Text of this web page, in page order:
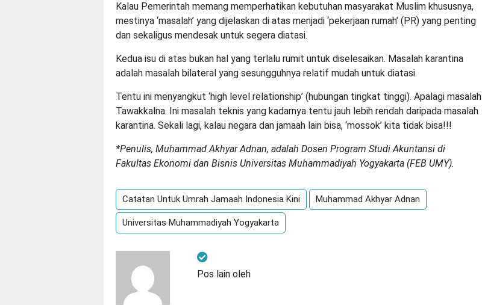
Kalau Pemerintah memang memperhatikan kebutuhan masyarakat Muslim khususnya,
mestinya ‘masalah’ yang dijelaskan di atas menjadi ‘pekerjaan rumah’ (PR) yang penting
dan sekaligus mendesak untuk segera diatasi.
Kedua isu di atas bukan hal yang terlalu rumit untuk diselesaikan. Masalah karantina
adalah masalah bilateral yang sesungguhnya relatif mudah untuk diatasi.
Tentu ini menyangkut ‘high level relationship’ (hubungan tingkat tinggi). Apalagi masalah
Tawakkalna. Ini masalah teknis yang kadarnya tentu jauh lebih rendah daripada masalah
karantina. Sekali lagi, kalau negara dan jamaah lain bisa, ‘mossok’ kita tidak bisa!!!
*Penulis, Muhammad Akhyar Adnan, adalah Dosen Program Studi Akuntansi di
Fakultas Ekonomi dan Bisnis Universitas Muhammadiyah Yogyakarta (FEB UMY).
Catatan Untuk Umrah Jamaah Indonesia Kini Muhammad Akhyar Adnan
Universitas Muhammadiyah Yogyakarta
Pos lain oleh